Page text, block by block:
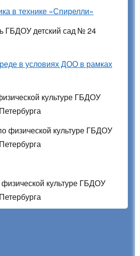
в технике «Спирелли»
ГБДОУ детский сад № 24
в условиях ДОО в рамках
культуре ГБДОУ
физической культуре ГБДОУ
культуре ГБДОУ